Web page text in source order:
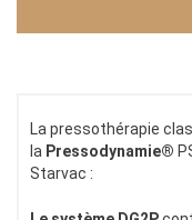
La pressothérapie
la Pressodynamie®
Starvac :